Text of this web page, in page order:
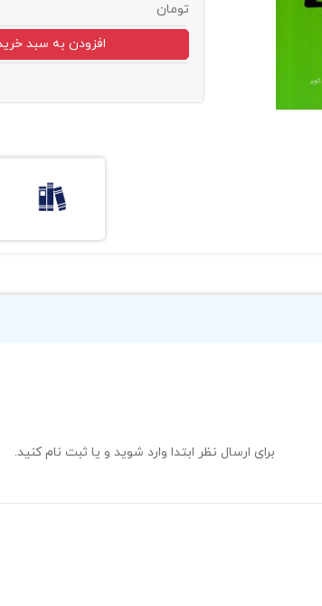
تومان
افزودن به سبد
برای ارسال نظر ابتدا وارد شوید و یا ثبت نام کنید.